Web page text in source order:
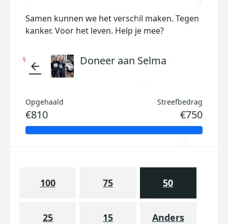
Samen kunnen we het verschil maken. Tegen
kanker. Voor het leven. Help je mee?
arrow_back Doneer aan Selma
Opgehaald
€810
Streefbedrag
€750
100 75 50
25 15 Anders